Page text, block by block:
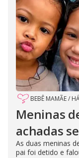
BEBÊ MAMÃE/
Meninas
achadas
As duas meninas
pai foi detido e